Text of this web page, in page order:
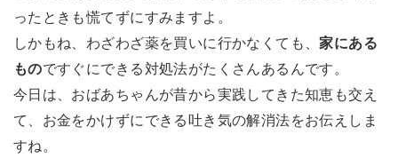
ったときも慌てずにすみますよ。
しかもね、わざわざ薬を買いに行かなくても、家にある
ものですぐにできる対処法がたくさんあるんです。
今日は、おばあちゃんが昔から実践してきた知恵も交え
て、お金をかけずにできる吐き気の解消法をお伝えしま
すね。